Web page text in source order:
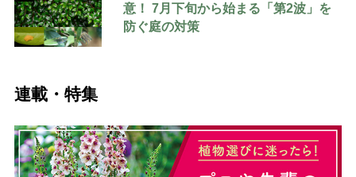
意！ 7月下旬から始まる「第2波」を
防ぐ庭の対策
連載・特集